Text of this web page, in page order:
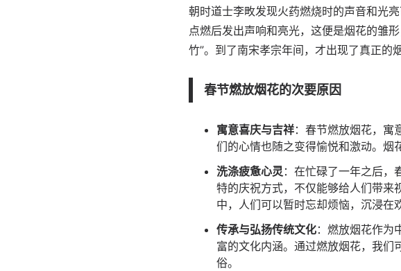
朝时道士李畋发现火药燃烧时的声音和光
点燃后发出声响和亮光，这便是烟花的雏
竹”。到了南宋孝宗年间，才出现了真正的
春节燃放烟花的次要原因
寓意喜庆与吉祥：春节燃放烟花，寓
们的心情也随之变得愉悦和激动。烟
洗涤疲惫心灵：在忙碌了一年之后，
特的庆祝方式，不仅能够给人们带来
中，人们可以暂时忘却烦恼，沉浸在
传承与弘扬传统文化：燃放烟花作为
富的文化内涵。通过燃放烟花，我们
俗。